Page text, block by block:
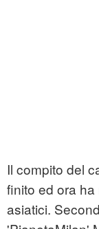
Il compito del
finito ed ora
asiatici.